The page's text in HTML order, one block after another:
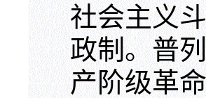
社会主义
政制。普
产阶级革